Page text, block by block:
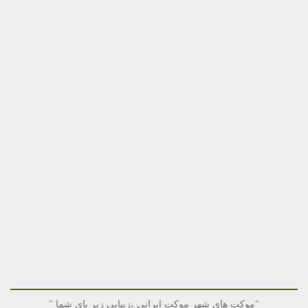
"موکت های شهر موکت ایرانی ،زیبایی زیر پای شما "